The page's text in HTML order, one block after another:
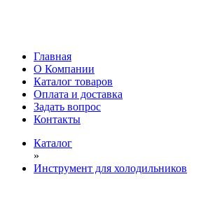
Главная
О Компании
Каталог товаров
Оплата и доставка
Задать вопрос
Контакты
Каталог
»
Инструмент для холодильников